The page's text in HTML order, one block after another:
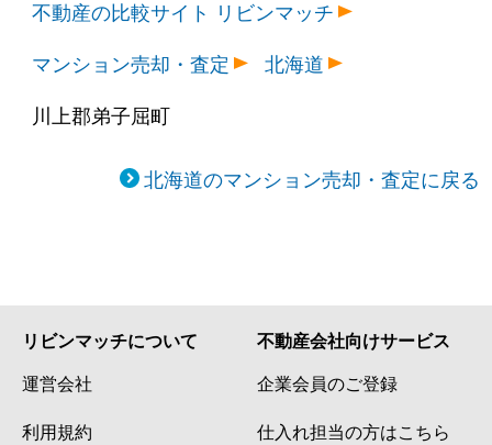
不動産の比較サイト リビンマッチ
マンション売却・査定
北海道
川上郡弟子屈町
北海道のマンション売却・査定に戻る
リビンマッチについて
運営会社
利用規約
不動産会社向けサービス
企業会員のご登録
仕入れ担当の方はこちら